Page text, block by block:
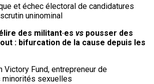
et échec électoral de candidatures
uninominal
des militant·es vs pousser des
: bifurcation de la cause depuis les
Victory Fund, entrepreneur de
sexuelles